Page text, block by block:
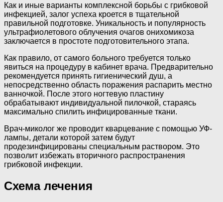
Как и иные варианты комплексной борьбы с грибковой
инфекцией, залог успеха кроется в тщательной
правильной подготовке. Уникальность и популярность
ультрафиолетового облучения очагов онихомикоза
заключается в простоте подготовительного этапа.
Как правило, от самого больного требуется только
явиться на процедуру в кабинет врача. Предварительно
рекомендуется принять гигиенический душ, а
непосредственно область поражения распарить местно
ванночкой. После этого ногтевую пластину
обрабатывают индивидуальной пилочкой, стараясь
максимально спилить инфицированные ткани.
Врач-миколог же проводит кварцевание с помощью УФ-
лампы, детали которой затем будут
продезинфицированы специальным раствором. Это
позволит избежать вторичного распространения
грибковой инфекции.
Схема лечения